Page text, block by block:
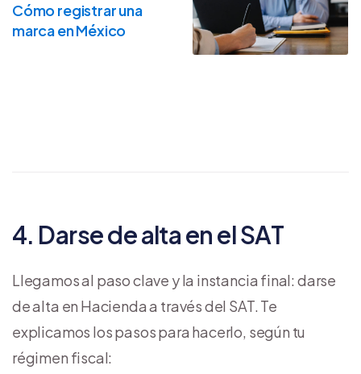
Cómo registrar una
marca en México
4. Darse de alta en el SAT
Llegamos al paso clave y la instancia final: darse
de alta en Hacienda a través del SAT. Te
explicamos los pasos para hacerlo, según tu
régimen fiscal: